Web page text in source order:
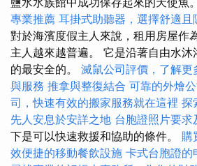
專業推薦 耳掛式助聽器，選擇舒適
對於海濱度假主人來說，租用房屋作
主人越來越普遍。 它是沿著自由水沐
的最安全的。 滅鼠公司評價，了解
與服務 推拿與整復結合 可靠的外燴
司，快速有效的搬家服務就在這裡 探
先人安息於安詳之地 台胞證照片要求
下是可以快速救援和協助的條件。 購
效便捷的移動餐飲設施 卡式台胞證的